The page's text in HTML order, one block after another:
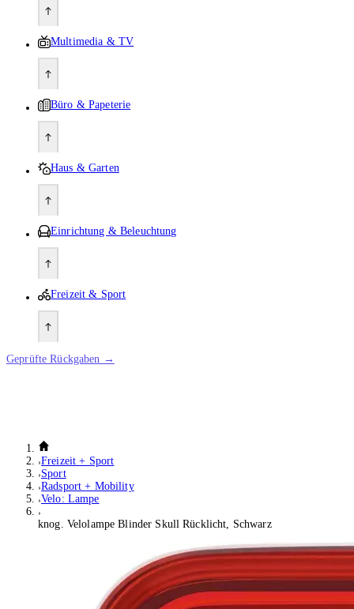
Multimedia & TV
Büro & Papeterie
Haus & Garten
Einrichtung & Beleuchtung
Freizeit & Sport
Geprüfte Rückgaben →
Freizeit + Sport
Sport
Radsport + Mobility
Velo: Lampe
knog. Velolampe Blinder Skull Rücklicht, Schwarz